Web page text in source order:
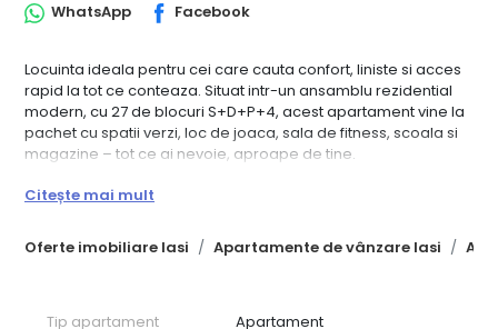
Oferte imobiliare Iasi Apartamente de vânzare Iasi
WhatsApp Facebook
Locuinta ideala pentru cei care cauta confort, liniste si acces
rapid la tot ce conteaza. Situat intr-un ansamblu rezidential
modern, cu 27 de blocuri S+D+P+4, acest apartament vine la
pachet cu spatii verzi, loc de joaca, sala de fitness, scoala si
magazine – tot ce ai nevoie, aproape de tine.
Detalii apartament:
Decomandat: hol, bucatarie, living, baie, balcon
Se preda la cheie, finisaje la alegere
Pereti din caramida rosie (11.5 cm intre incaperi, 24 cm intre
Citește mai mult
Tip apartament Apartament